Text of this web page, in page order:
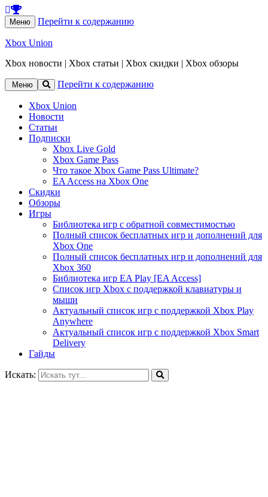
Меню Перейти к содержанию
Xbox Union
Xbox новости | Xbox статьи | Xbox скидки | Xbox обзоры
Меню Перейти к содержанию
Xbox Union
Новости
Статьи
Подписки
Xbox Live Gold
Xbox Game Pass
Что такое Xbox Game Pass Ultimate?
EA Access на Xbox One
Скидки
Обзоры
Игры
Библиотека игр с обратной совместимостью
Полный список бесплатных игр и дополнений для
Xbox One
Полный список бесплатных игр и дополнений для
Xbox 360
Библиотека игр EA Play [EA Access]
Список игр Xbox c поддержкой клавиатуры и
мыши
Актуальный список игр с поддержкой Xbox Play
Anywhere
Актуальный список игр с поддержкой Xbox Smart
Delivery
Гайды
Искать: